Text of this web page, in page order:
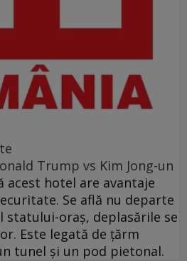
Trump vs Kim Jong-un
acest hotel are avantaje
Se află nu departe
statului-oraş, deplasările se
Este legată de ţărm
tunel şi un pod pietonal.